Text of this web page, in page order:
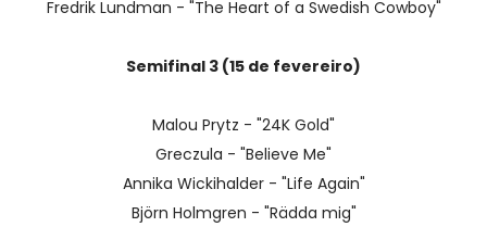
Fredrik Lundman - "The Heart of a Swedish Cowboy"
Semifinal 3 (15 de fevereiro)
Malou Prytz - "24K Gold"
Greczula - "Believe Me"
Annika Wickihalder - "Life Again"
Björn Holmgren - "Rädda mig"